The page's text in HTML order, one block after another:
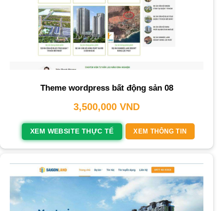
Theme wordpress bất động sản 08
3,500,000 VND
XEM WEBSITE THỰC TẾ XEM THÔNG TIN